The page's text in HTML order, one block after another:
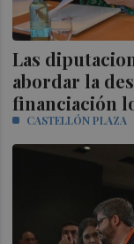
Las
abordar la
financiación
CASTELLÓN PLAZA